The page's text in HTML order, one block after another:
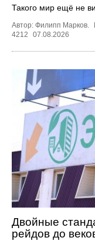
Такого мир ещё не
Автор: Филипп Марков.
4212
07.08.2026
Двойные
рейдов до